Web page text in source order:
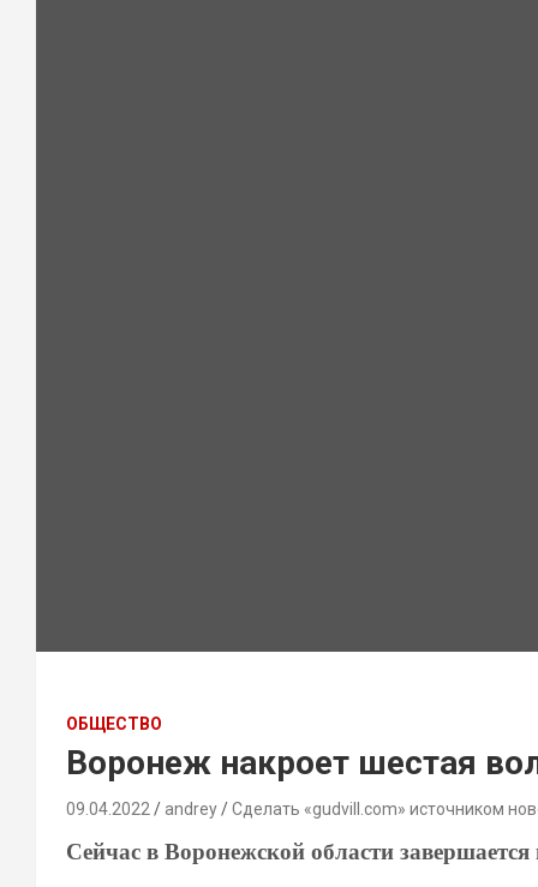
ОБЩЕСТВО
Воронеж накроет шестая
09.04.2022 andrey Сделать «gudvill.com» источником
Сейчас в Воронежской области завершается